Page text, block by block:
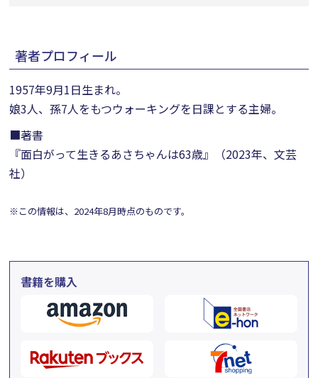
著者プロフィール
1957年9月1日生まれ。
娘3人、孫7人をもつウォーキングを日課とする主婦。
■著書
『面白がって生きるあさちゃんは63歳』（2023年、文芸
社）
※この情報は、2024年8月時点のものです。
書籍を購入